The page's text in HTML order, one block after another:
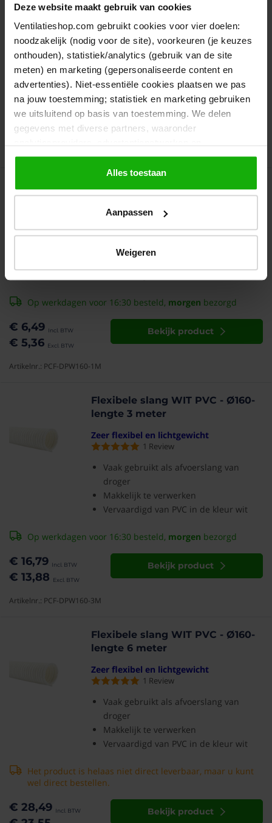
Deze website maakt gebruik van cookies
Ventilatieshop.com gebruikt cookies voor vier doelen:
noodzakelijk (nodig voor de site), voorkeuren (je keuzes
onthouden), statistiek/analytics (gebruik van de site
meten) en marketing (gepersonaliseerde content en
advertenties). Niet-essentiële cookies plaatsen we pas
na jouw toestemming; statistiek en marketing gebruiken
we uitsluitend op basis van toestemming. We delen
gegevens met diverse partners, waaronder
socialmediaplatforms; in onzeCookieverklaringvind je
de volledige lijst van partijen en de bewaartermijnen per
categorie. Je kunt je keuze op elk moment wijzigen of
onze gegevensverwerking staat in de
Alles toestaan
Aanpassen
Weigeren
Vaak gebruikt als afvoerslang van
droger
Makkelijk te verwerken
Vervaardigd van PVC in de kleur wit
€ 45,99
€ 38,01
Het product is helaas niet direct leverbaar, maar u kunt
wel direct bestellen.
Bekijk product
lengte 1 meter
Zeer flexibel en lichtgewicht
Vaak gebruikt als afvoerslang van
droger
Makkelijk te verwerken
€ 6,49
€ 5,36
Op werkdagen voor 16:30 besteld, morgen bezorgd
Bekijk product
Artikelnr.: PCF-DPW160-1M
Flexibele slang WIT PVC - Ø160-
lengte 3 meter
Zeer flexibel en lichtgewicht
1 Review
Vaak gebruikt als afvoerslang van
droger
Makkelijk te verwerken
Vervaardigd van PVC in de kleur wit
€ 16,79
€ 13,88
Op werkdagen voor 16:30 besteld, morgen bezorgd
Bekijk product
Artikelnr.: PCF-DPW160-3M
Flexibele slang WIT PVC - Ø160-
lengte 6 meter
Zeer flexibel en lichtgewicht
1 Review
Vaak gebruikt als afvoerslang van
droger
Makkelijk te verwerken
Vervaardigd van PVC in de kleur wit
€ 28,49
Het product is helaas niet direct leverbaar, maar u kunt
wel direct bestellen.
Bekijk product